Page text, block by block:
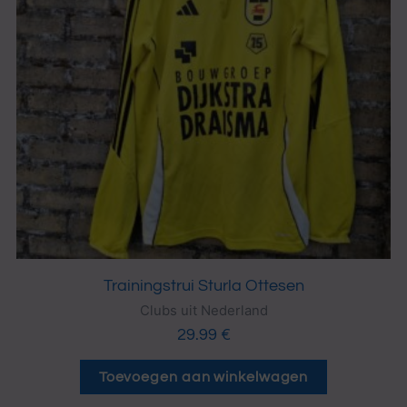
Trainingstrui Sturla Ottesen
Clubs uit Nederland
29.99 €
Toevoegen aan winkelwagen